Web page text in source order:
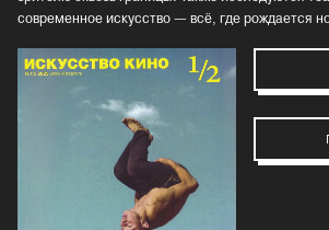
современное искусство — всё, где рождается